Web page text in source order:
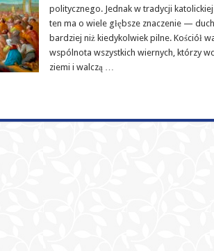
politycznego. Jednak w tradycji
ten ma o wiele głębsze znaczenie —
bardziej niż kiedykolwiek pilne. Kościół
wspólnota wszystkich wiernych, którzy
ziemi i walczą …